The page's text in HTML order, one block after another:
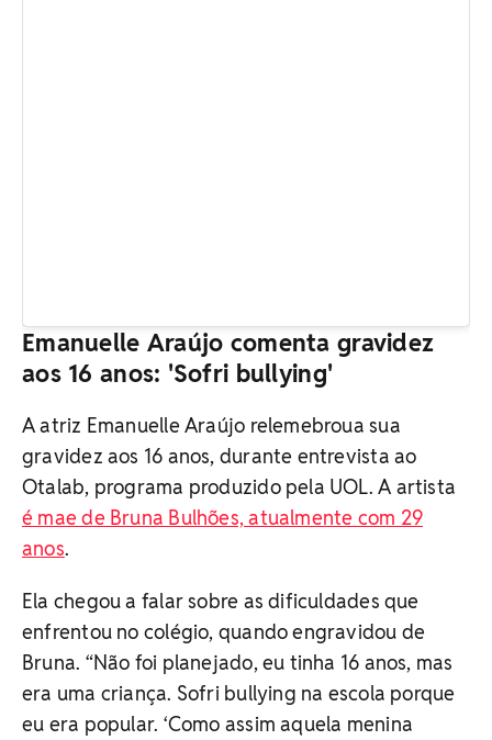
Emanuelle Araújo comenta gravidez
aos 16 anos: 'Sofri bullying'
A atriz Emanuelle Araújo relemebroua sua
gravidez aos 16 anos, durante entrevista ao
Otalab, programa produzido pela UOL. A artista
é mae de Bruna Bulhões, atualmente com 29
anos.
Ela chegou a falar sobre as dificuldades que
enfrentou no colégio, quando engravidou de
Bruna. “Não foi planejado, eu tinha 16 anos, mas
era uma criança. Sofri bullying na escola porque
eu era popular. ‘Como assim aquela menina